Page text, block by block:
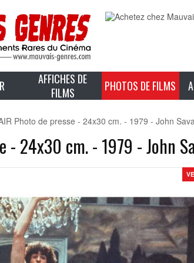
AFFICHES DE
FILMS
PHOTOS DE FILMS
Photo de presse - 24x30 cm. - 1979 - John
- 24x30 cm. - 1979 - John